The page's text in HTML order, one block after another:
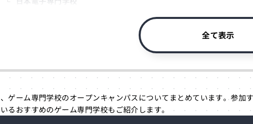
全て表示
ゲーム専門学校のオープンキャンパスについてまとめています。参加
るおすすめのゲーム専門学校もご紹介します。